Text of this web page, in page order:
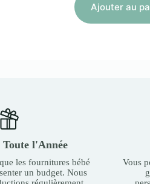
Ajouter au
l'Année
les fournitures bébé
un budget. Nous
Vous